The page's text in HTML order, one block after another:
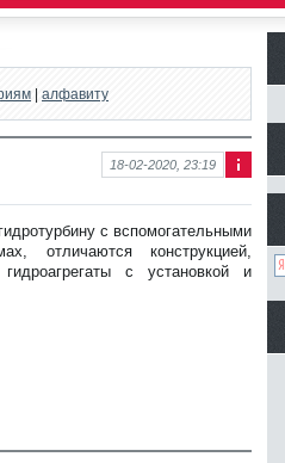
| алфавиту
фо
аци
я к
нов
18-02-2020, 23:19
с вспомогательными
отличаются конструкцией,
с установкой и